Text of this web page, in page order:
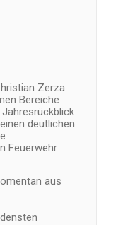
Zerza
Bereiche
deutlichen
Feuerwehr
aus